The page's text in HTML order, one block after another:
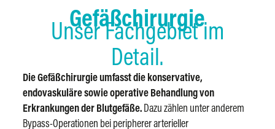
Gefäßchirurgie
Unser Fachgebiet im
Detail.
Die Gefäßchirurgie umfasst die konservative,
endovaskuläre sowie operative Behandlung von
Erkrankungen der Blutgefäße.Dazu zählen unter anderem
Bypass-Operationen bei peripherer arterieller